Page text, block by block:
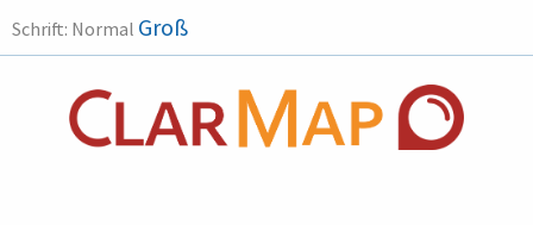
Schrift: Normal Groß